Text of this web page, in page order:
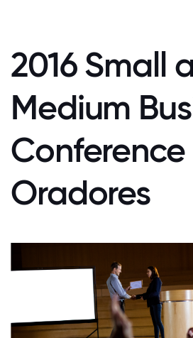
2016 Small
Medium
Oradores